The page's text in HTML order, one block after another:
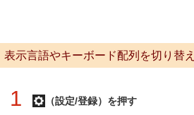
表示言語やキーボード配列を切り替
1 （設定/登録）を押す